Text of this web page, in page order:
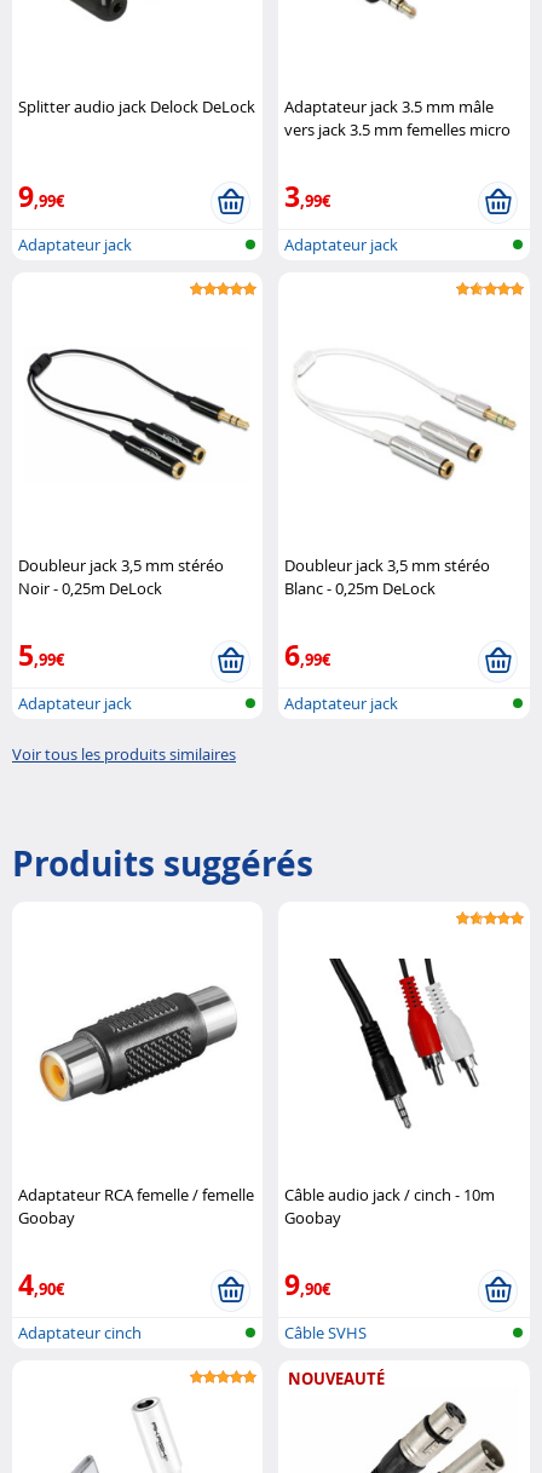
Splitter audio jack Delock DeLock
9,99€
Adaptateur jack
Adaptateur jack 3.5 mm mâle
vers jack 3.5 mm femelles micro
3,99€
Adaptateur jack
Doubleur jack 3,5 mm stéréo
Noir - 0,25m DeLock
5,99€
Adaptateur jack
Doubleur jack 3,5 mm stéréo
Blanc - 0,25m DeLock
6,99€
Adaptateur jack
Voir tous les produits similaires
Produits suggérés
Adaptateur RCA femelle / femelle
Goobay
4,90€
Adaptateur cinch
Câble audio jack / cinch - 10m
Goobay
9,90€
Câble SVHS
NOUVEAUTÉ